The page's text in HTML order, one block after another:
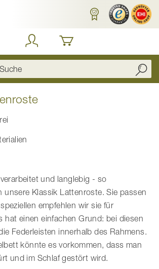
und langlebig - so
unsere Klassik Lattenroste. Sie passen
empfehlen wir sie für
hat einen einfachen Grund: bei diesen
Federleisten innerhalb des Rahmens.
könnte es vorkommen, dass man
und im Schlaf gestört wird.